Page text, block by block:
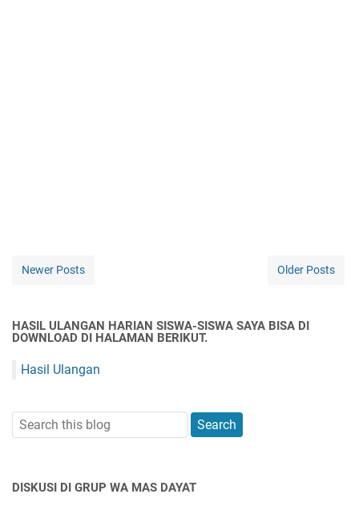
Newer Posts Older Posts
HASIL ULANGAN HARIAN SISWA-SISWA SAYA BISA DI
DOWNLOAD DI HALAMAN BERIKUT.
Hasil Ulangan
DISKUSI DI GRUP WA MAS DAYAT